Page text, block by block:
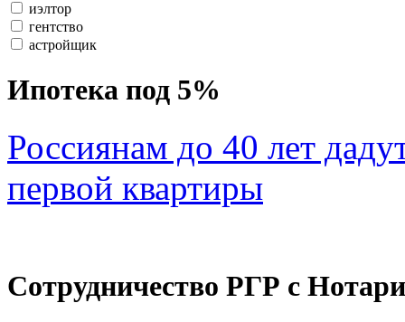
иэлтор
гентство
астройщик
Ипотека под 5%
Россиянам до 40 лет
первой квартиры
Сотрудничество РГР с